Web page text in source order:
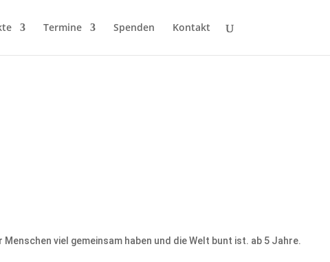
Termine Spenden Kontakt
viel gemeinsam haben und die Welt bunt ist. ab 5 Jahre.